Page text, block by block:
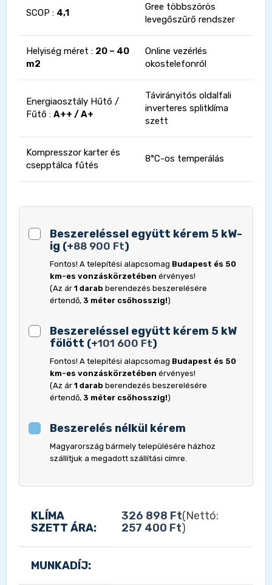
SCOP : 4,1
Gree többszörös
levegőszűrő rendszer
Helyiség méret : 20 – 40
m2
Online vezérlés
okostelefonról
Energiaosztály Hűtő /
Fűtő : A++ / A+
Távirányitós oldalfali
inverteres splitklíma
szett
Kompresszor karter és
csepptálca fűtés
8°C-os temperálás
Beszereléssel együtt kérem 5 kW-
ig (+88 900 Ft)
Fontos! A telepítési alapcsomag Budapest és 50
km-es vonzáskörzetében érvényes!
(Az ár 1 darab berendezés beszerelésére
értendő, 3 méter csőhosszig!)
Beszereléssel együtt kérem 5 kW
fölött (+101 600 Ft)
Fontos! A telepítési alapcsomag Budapest és 50
km-es vonzáskörzetében érvényes!
(Az ár 1 darab berendezés beszerelésére
értendő, 3 méter csőhosszig!)
Beszerelés nélkül kérem
Magyarország bármely településére házhoz
szállítjuk a megadott szállítási címre.
KLÍMA
SZETT ÁRA:
326 898 Ft(Nettó:
257 400 Ft)
MUNKADÍJ: